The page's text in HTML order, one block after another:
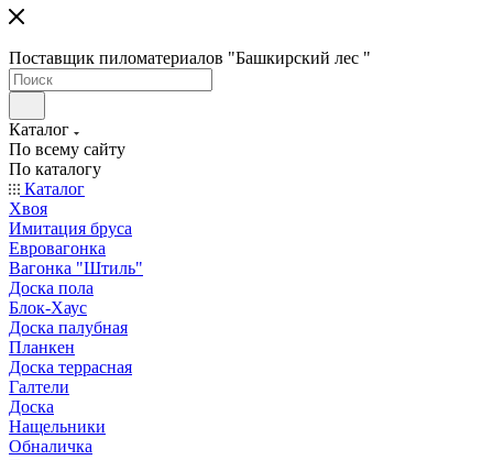
Поставщик пиломатериалов "Башкирский лес "
Каталог
По всему сайту
По каталогу
Каталог
Хвоя
Имитация бруса
Евровагонка
Вагонка "Штиль"
Доска пола
Блок-Хаус
Доска палубная
Планкен
Доска террасная
Галтели
Доска
Нащельники
Обналичка